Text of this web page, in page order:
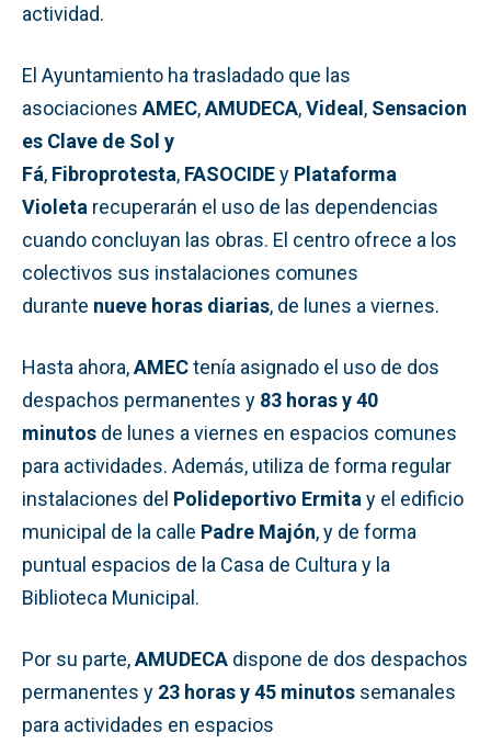
actividad.
El Ayuntamiento ha trasladado que las
asociaciones AMEC,AMUDECA,Videal, Sensacion
es Clave de Sol y
Fá, Fibroprotesta, FASOCIDEy Plataforma
Violeta recuperarán el uso de las dependencias
cuando concluyan las obras. El centro ofrece a los
colectivos sus instalaciones comunes
durante nueve horas diarias, de lunes a viernes.
Hasta ahora,AMECtenía asignado el uso de dos
despachos permanentes y 83 horas y 40
minutos de lunes a viernes en espacios comunes
para actividades. Además, utiliza de forma regular
instalaciones del Polideportivo Ermita y el edificio
municipal de la calle Padre Majón, y de forma
puntual espacios de la Casa de Cultura y la
Biblioteca Municipal.
Por su parte,AMUDECA dispone de dos despachos
permanentes y 23 horas y 45 minutos semanales
para actividades en espacios